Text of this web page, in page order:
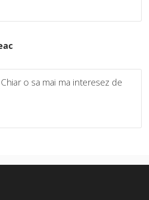
o sa mai ma interesez de